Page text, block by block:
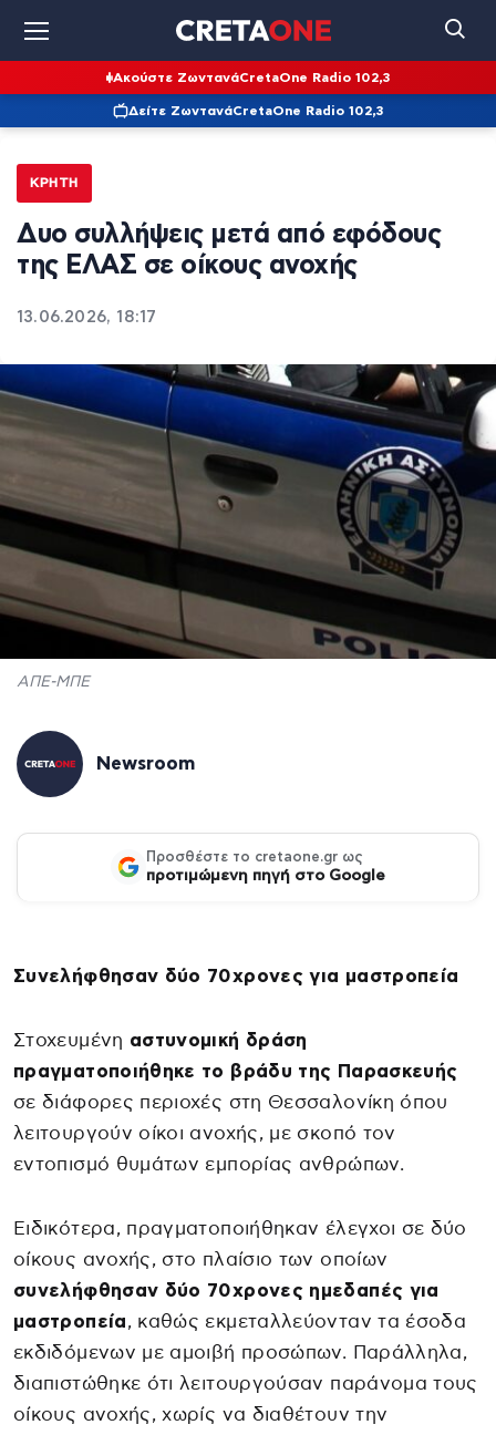
Ακούστε ΖωντανάCretaOne Radio 102,3
Δείτε ΖωντανάCretaOne Radio 102,3
ΚΡΉΤΗ
Δυο συλλήψεις μετά από εφόδους
της ΕΛΑΣ σε οίκους ανοχής
13.06.2026, 18:17
ΑΠΕ-ΜΠΕ
Newsroom
Προσθέστε το cretaone.gr ως
προτιμώμενη πηγή στο Google
Συνελήφθησαν δύο 70χρονες για μαστροπεία
Στοχευμένη αστυνομική δράση
πραγματοποιήθηκε το βράδυ της Παρασκευής
σε διάφορες περιοχές στη Θεσσαλονίκη όπου
λειτουργούν οίκοι ανοχής, με σκοπό τον
εντοπισμό θυμάτων εμπορίας ανθρώπων.
Ειδικότερα, πραγματοποιήθηκαν έλεγχοι σε δύο
οίκους ανοχής, στο πλαίσιο των οποίων
συνελήφθησαν δύο 70χρονες ημεδαπές για
μαστροπεία, καθώς εκμεταλλεύονταν τα έσοδα
εκδιδόμενων με αμοιβή προσώπων. Παράλληλα,
διαπιστώθηκε ότι λειτουργούσαν παράνομα τους
οίκους ανοχής, χωρίς να διαθέτουν την